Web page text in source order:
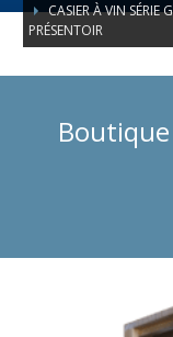
CASIER À VIN SÉRIE
PRÉSENTOIR